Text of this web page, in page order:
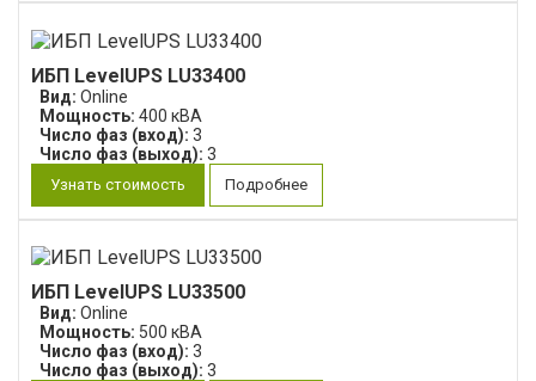
ИБП LevelUPS LU33400
Вид: Online
Мощность: 400 кВА
Число фаз (вход): 3
Число фаз (выход): 3
Узнать стоимость Подробнее
ИБП LevelUPS LU33500
Вид: Online
Мощность: 500 кВА
Число фаз (вход): 3
Число фаз (выход): 3